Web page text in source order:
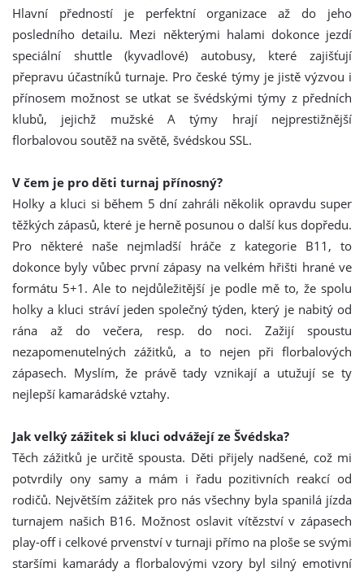
Hlavní předností je perfektní organizace až do jeho
posledního detailu. Mezi některými halami dokonce jezdí
speciální shuttle (kyvadlové) autobusy, které zajišťují
přepravu účastníků turnaje. Pro české týmy je jistě výzvou i
přínosem možnost se utkat se švédskými týmy z předních
klubů, jejichž mužské A týmy hrají nejprestižnější
florbalovou soutěž na světě, švédskou SSL.
V čem je pro děti turnaj přínosný?
Holky a kluci si během 5 dní zahráli několik opravdu super
těžkých zápasů, které je herně posunou o další kus dopředu.
Pro některé naše nejmladší hráče z kategorie B11, to
dokonce byly vůbec první zápasy na velkém hřišti hrané ve
formátu 5+1. Ale to nejdůležitější je podle mě to, že spolu
holky a kluci stráví jeden společný týden, který je nabitý od
rána až do večera, resp. do noci. Zažijí spoustu
nezapomenutelných zážitků, a to nejen při florbalových
zápasech. Myslím, že právě tady vznikají a utužují se ty
nejlepší kamarádské vztahy.
Jak velký zážitek si kluci odvážejí ze Švédska?
Těch zážitků je určitě spousta. Děti přijely nadšené, což mi
potvrdily ony samy a mám i řadu pozitivních reakcí od
rodičů. Největším zážitek pro nás všechny byla spanilá jízda
turnajem našich B16. Možnost oslavit vítězství v zápasech
play-off i celkové prvenství v turnaji přímo na ploše se svými
staršími kamarády a florbalovými vzory byl silný emotivní